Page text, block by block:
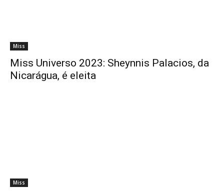
Miss
Miss Universo 2023: Sheynnis Palacios, da
Nicarágua, é eleita
Miss